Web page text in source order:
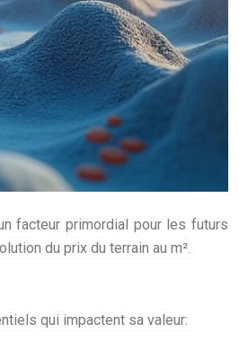
facteur primordial pour les futurs
du prix du terrain au m².
qui impactent sa valeur: